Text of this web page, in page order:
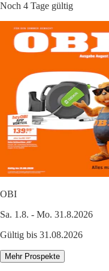
Noch 4 Tage gültig
OBI
Sa. 1.8. - Mo. 31.8.2026
Gültig bis 31.08.2026
Mehr Prospekte